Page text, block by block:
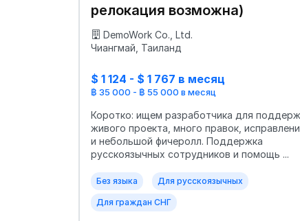
релокация возможна)
DemoWork Co., Ltd.
Чиангмай, Таиланд
$ 1 124 - $ 1 767 в месяц
฿ 35 000 - ฿ 55 000 в месяц
Коротко: ищем разработчика для
живого проекта, много правок,
и небольшой фичеролл. Поддержка
русскоязычных сотрудников и помощь ...
Без языка Для русскоязычных
Для граждан СНГ